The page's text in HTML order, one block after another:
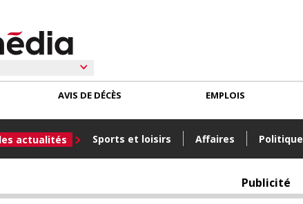
actualités Sports et loisirs Affaires Politique
AVIS DE DÉCÈS EMPLOIS
Publicité